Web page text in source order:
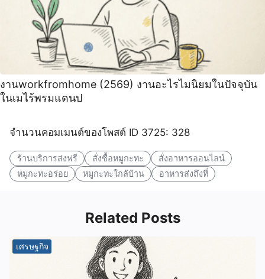
งานworkfromhome (2569) งานอะไรไมนิยมในปัจจุบัน
ในเมไร้พรมแดนป
จำนวนคอมเมนต์ของโพสต์ ID 3725: 328
ร้านบริการส่งฟรี สั่งซื้อหมูกะทะ
สั่งอาหารออนไลน์
หมูกะทะอร่อย
หมูกะทะใกล้บ้าน อาหารส่งถึงที่
Related Posts
เศรษฐกิจ